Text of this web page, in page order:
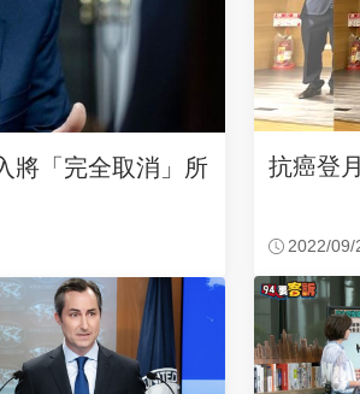
將「完全取消」所
抗癌登
2022/09/